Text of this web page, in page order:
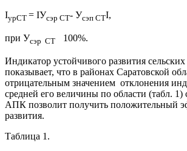
IурСТ = IУсэр СТ- Усэп СТI,
при Усэр СТ 100%.
Индикатор устойчивого развития
показывает, что в районах Саратовской
отрицательным значением отклонения
средней его величины по области (табл.
АПК позволит получить положительный
развития.
Таблица 1.